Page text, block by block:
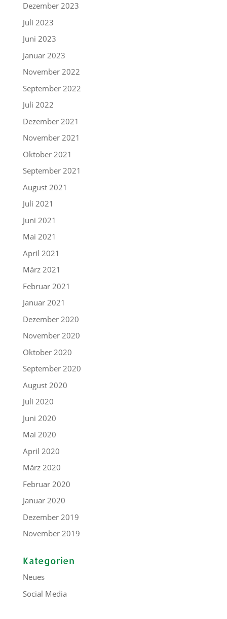
Dezember 2023
Juli 2023
Juni 2023
Januar 2023
November 2022
September 2022
Juli 2022
Dezember 2021
November 2021
Oktober 2021
September 2021
August 2021
Juli 2021
Juni 2021
Mai 2021
April 2021
März 2021
Februar 2021
Januar 2021
Dezember 2020
November 2020
Oktober 2020
September 2020
August 2020
Juli 2020
Juni 2020
Mai 2020
April 2020
März 2020
Februar 2020
Januar 2020
Dezember 2019
November 2019
Kategorien
Neues
Social Media